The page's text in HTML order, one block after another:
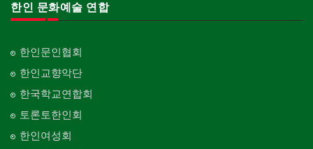
한인 문화예술 연합
한인문인협회
한인교향악단
한국학교연합회
토론토한인회
한인여성회